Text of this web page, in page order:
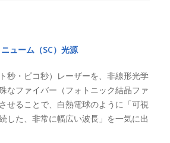
ューム（SC）光源
秒・ピコ秒）レーザーを、非線形光学
なファイバー（フォトニック結晶ファ
せることで、白熱電球のように「可視
した、非常に幅広い波長」を一気に出